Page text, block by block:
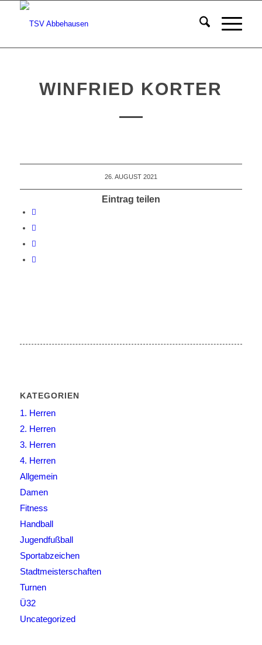
WINFRIED KORTER
26. AUGUST 2021
Eintrag teilen
KATEGORIEN
1. Herren
2. Herren
3. Herren
4. Herren
Allgemein
Damen
Fitness
Handball
Jugendfußball
Sportabzeichen
Stadtmeisterschaften
Turnen
Ü32
Uncategorized